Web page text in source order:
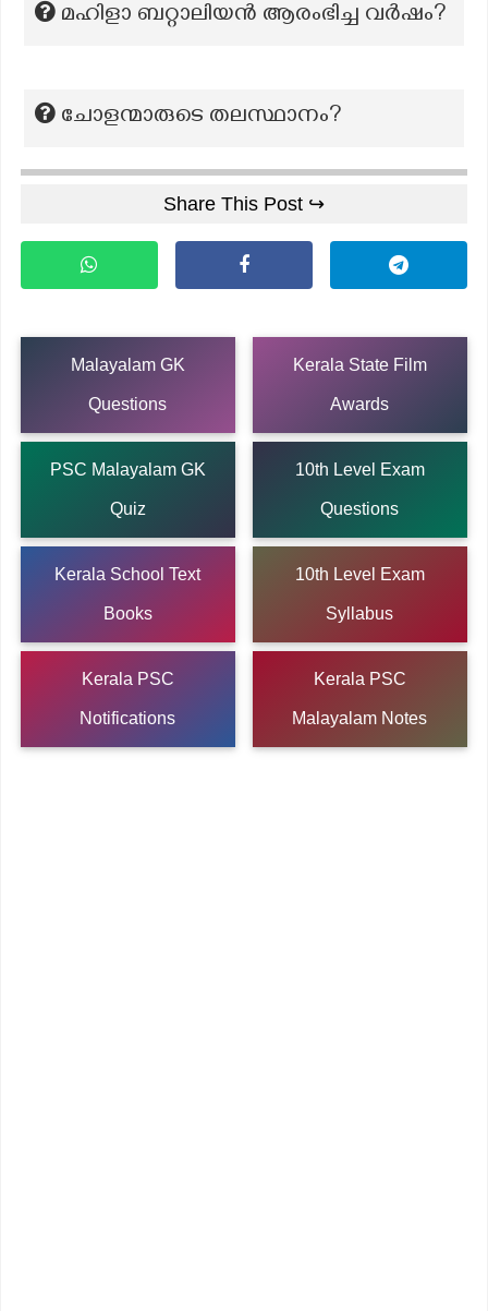
മഹിളാ ബറ്റാലിയൻ ആരംഭിച്ച വർഷം?
ചോളന്മാരുടെ തലസ്ഥാനം?
Share This Post ↪
Malayalam GK
Questions
Kerala State Film
Awards
PSC Malayalam GK
Quiz
10th Level Exam
Questions
Kerala School Text
Books
10th Level Exam
Syllabus
Kerala PSC
Notifications
Kerala PSC
Malayalam Notes